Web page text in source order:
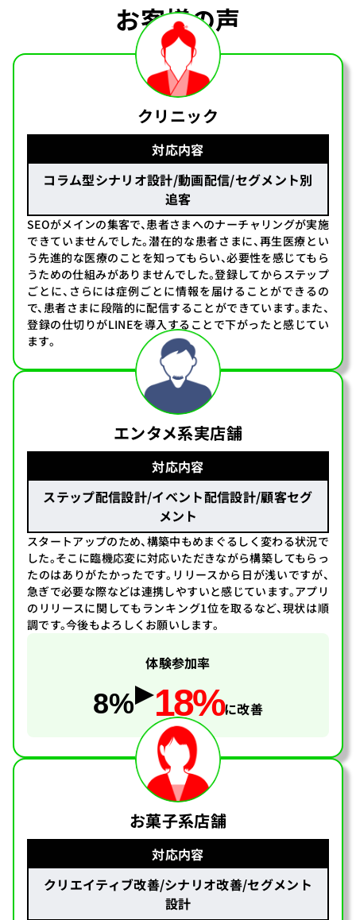
お客様の声
クリニック
対応内容
コラム型シナリオ設計/動画配信/セグメント別
追客
SEOがメインの集客で、患者さまへのナーチャリングが実施
できていませんでした。潜在的な患者さまに、再生医療とい
う先進的な医療のことを知ってもらい、必要性を感じてもら
うための仕組みがありませんでした。登録してからステップ
ごとに、さらには症例ごとに情報を届けることができるの
で、患者さまに段階的に配信することができています。また、
登録の仕切りがLINEを導入することで下がったと感じてい
ます。
エンタメ系実店舗
対応内容
ステップ配信設計/イベント配信設計/顧客セグ
メント
スタートアップのため、構築中もめまぐるしく変わる状況で
した。そこに臨機応変に対応いただきながら構築してもらっ
たのはありがたかったです。リリースから日が浅いですが、
急ぎで必要な際などは連携しやすいと感じています。アプリ
のリリースに関してもランキング1位を取るなど、現状は順
調です。今後もよろしくお願いします。
体験参加率
8% 18%に改善
お菓子系店舗
対応内容
クリエイティブ改善/シナリオ改善/セグメント
設計